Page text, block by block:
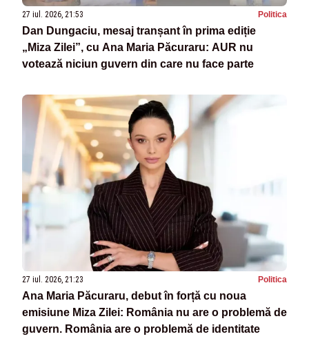
27 iul. 2026, 21:53 Politica
Dan Dungaciu, mesaj tranșant în prima ediție
„Miza Zilei”, cu Ana Maria Păcuraru: AUR nu
votează niciun guvern din care nu face parte
27 iul. 2026, 21:23 Politica
Ana Maria Păcuraru, debut în forță cu noua
emisiune Miza Zilei: România nu are o problemă de
guvern. România are o problemă de identitate